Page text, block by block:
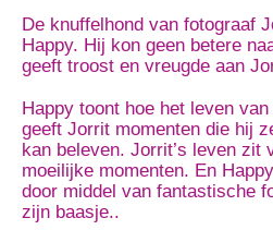
De knuffelhond van fotograaf
Happy. Hij kon geen betere
geeft troost en vreugde aan
Happy toont hoe het leven
geeft Jorrit momenten die hij
kan beleven. Jorrit’s leven zit
moeilijke momenten. En
door middel van fantastische
zijn baasje..